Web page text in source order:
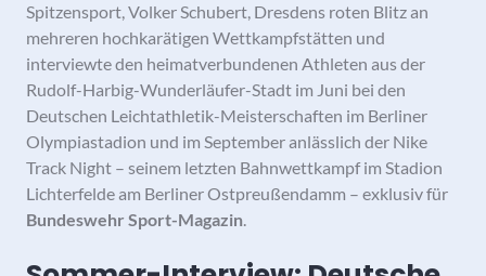
Spitzensport, Volker Schubert, Dresdens roten Blitz an
mehreren hochkarätigen Wettkampfstätten und
interviewte den heimatverbundenen Athleten aus der
Rudolf-Harbig-Wunderläufer-Stadt im Juni bei den
Deutschen Leichtathletik-Meisterschaften im Berliner
Olympiastadion und im September anlässlich der Nike
Track Night – seinem letzten Bahnwettkampf im Stadion
Lichterfelde am Berliner Ostpreußendamm – exklusiv für
Bundeswehr Sport-Magazin.